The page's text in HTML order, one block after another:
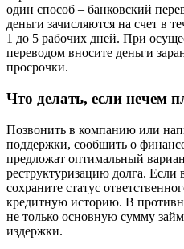
один способ – банковский
деньги зачисляются на счет в
1 до 5 рабочих дней. При
переводом вносите деньги
просрочки.
Что делать, если нечем
Позвонить в компанию или
поддержки, сообщить о
предложат оптимальный
реструктуризацию долга. Если
сохраните статус
кредитную историю. В
не только основную сумму
издержки.